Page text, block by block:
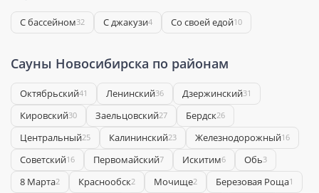
С бассейном32 С джакузи4 Со своей едой10
Сауны Новосибирска по районам
Октябрьский41 Ленинский36 Дзержинский31
Кировский30 Заельцовский27 Бердск26
Центральный25 Калининский23 Железнодорожный16
Советский16 Первомайский7 Искитим6 Обь3
8 Марта2 Краснообск2 Мочище2 Березовая Роща1